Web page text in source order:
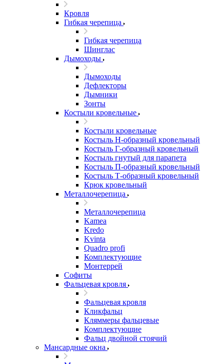
Кровля
Гибкая черепица
Гибкая черепица
Шинглас
Дымоходы
Дымоходы
Дефлекторы
Дымники
Зонты
Костыли кровельные
Костыли кровельные
Костыль H-образный кровельный
Костыль Г-образный кровельный
Костыль гнутый для парапета
Костыль П-образный кровельный
Костыль Т-образный кровельный
Крюк кровельный
Металлочерепица
Металлочерепица
Kamea
Kredo
Kvinta
Quadro profi
Комплектующие
Монтеррей
Софиты
Фальцевая кровля
Фальцевая кровля
Кликфальц
Кляммеры фальцевые
Комплектующие
Фальц двойной стоячий
Мансардные окна